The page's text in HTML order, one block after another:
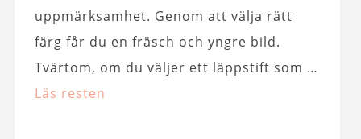
uppmärksamhet. Genom att välja rätt
färg får du en fräsch och yngre bild.
Tvärtom, om du väljer ett läppstift som …
Läs resten